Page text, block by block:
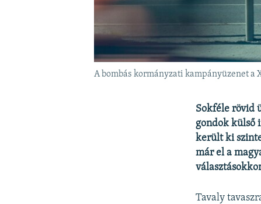
A bombás kormányzati kampányüzenet a
Sokféle rövid
gondok külső
került ki
már el a
Tavaly